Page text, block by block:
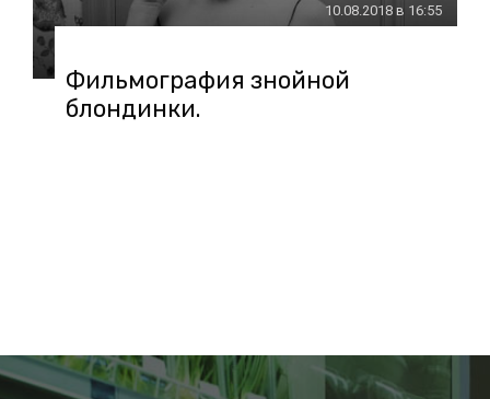
10.08.2018 в 16:55
Фильмография знойной
блондинки.